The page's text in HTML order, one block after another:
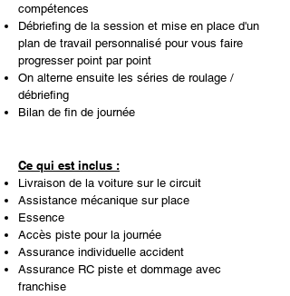
compétences
Débriefing de la session et mise en place d'un
plan de travail personnalisé pour vous faire
progresser point par point
On alterne ensuite les séries de roulage /
débriefing
Bilan de fin de journée
Ce qui est inclus :
Livraison de la voiture sur le circuit
Assistance mécanique sur place
Essence
Accès piste pour la journée
Assurance individuelle accident
Assurance RC piste et dommage avec
franchise